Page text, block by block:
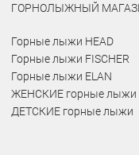
ГОРНОЛЫЖНЫЙ
Горные лыжи HEAD
Горные лыжи FISCHER
Горные лыжи ELAN
ЖЕНСКИЕ горные лыжи
ДЕТСКИЕ горные лыжи